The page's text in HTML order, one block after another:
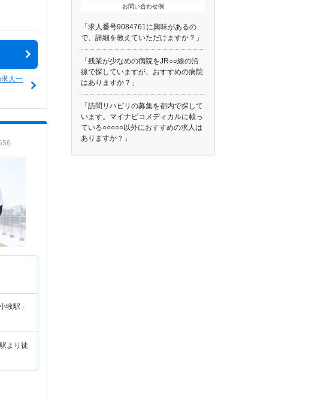
人一
牧駅」
より徒
お問い合わせ例
「求人番号9084761に興味があるの
で、詳細を教えていただけますか？」
「残業が少なめの病院をJR○○線の沿
線で探していますが、おすすめの病院
はありますか？」
「訪問リハビリの募集を都内で探して
います。マイナビコメディカルに載っ
ている○○○○○以外におすすめの求人は
ありますか？」